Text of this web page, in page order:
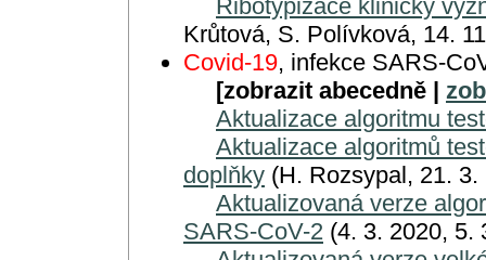
Ribotypizace klinicky
Krůtová, S. Polívková, 14.
Covid-19, infekce SARS-
[zobrazit abecedně |
Aktualizace algoritmu
Aktualizace algoritmů
doplňky (H. Rozsypal, 21. 3.
Aktualizovaná verze
SARS-CoV-2 (4. 3. 2020, 5.